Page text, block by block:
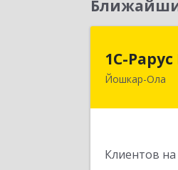
1С-
Йошкар-Ола
Клиентов
424004,